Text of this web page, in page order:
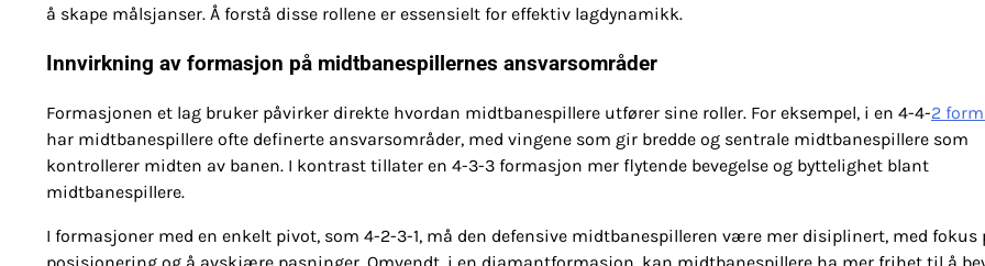
å skape målsjanser. Å forstå disse rollene er essensielt for effektiv lagdynamikk.
Innvirkning av formasjon på midtbanespillernes ansvarsområder
Formasjonen et lag bruker påvirker direkte hvordan midtbanespillere utfører sine roller. For eksempel, i en 4-4-2
har midtbanespillere ofte definerte ansvarsområder, med vingene som gir bredde og sentrale midtbanespillere som
kontrollerer midten av banen. I kontrast tillater en 4-3-3 formasjon mer flytende bevegelse og byttelighet blant
midtbanespillere.
I formasjoner med en enkelt pivot, som 4-2-3-1, må den defensive midtbanespilleren være mer disiplinert, med fokus
posisjonering og å avskjære pasninger. Omvendt, i en diamantformasjon, kan midtbanespillere ha mer frihet til å